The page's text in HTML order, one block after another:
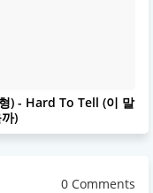
) - Hard To Tell (이 말
)
0 Comments